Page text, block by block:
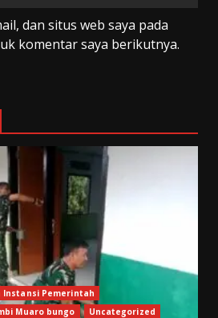
dan situs web saya pada
komentar saya berikutnya.
Instansi Pemerintah
Muaro bungo Uncategorized